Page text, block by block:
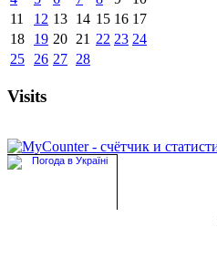
11
12 13 14 15 16 17
18
19 20 21 22 23 24
25
26 27 28
Visits